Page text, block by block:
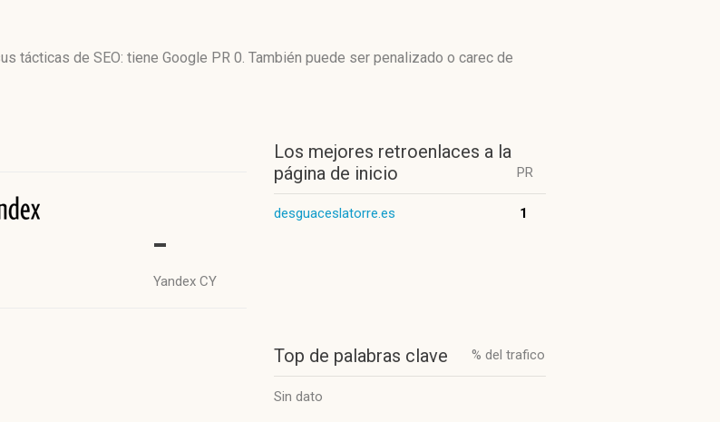
tácticas de SEO: tiene Google PR 0. También puede ser penalizado o carec de
-
Yandex CY
Los mejores retroenlaces a la
página de inicio
PR
desguaceslatorre.es 1
Top de palabras clave % del trafico
Sin dato